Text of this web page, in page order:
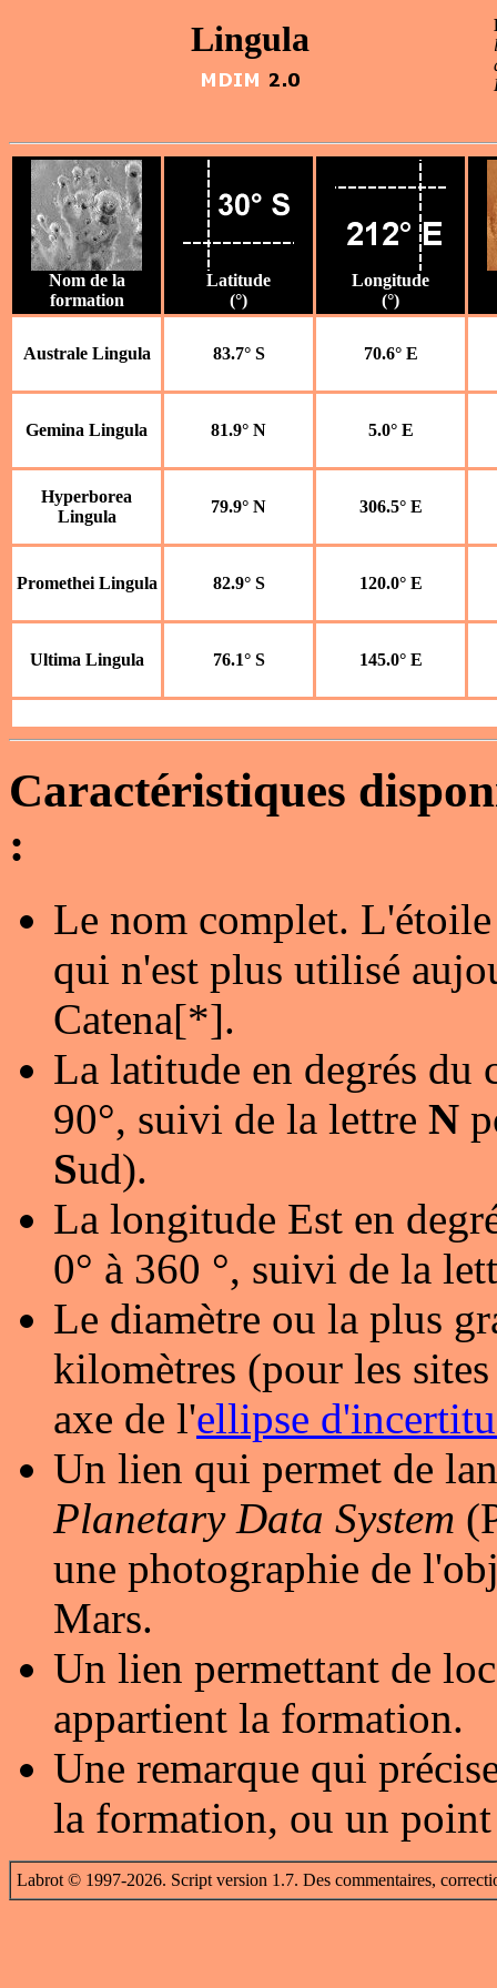
Lingula
Nom de la
formation
Latitude
(°)
Longitude
(°)
Australe Lingula 83.7° S 70.6° E
Gemina Lingula 81.9° N 5.0° E
Hyperborea
Lingula
79.9° N 306.5° E
Promethei Lingula 82.9° S 120.0° E
Ultima Lingula 76.1° S 145.0° E
Caractéristiques
:
Le nom complet.
qui n'est plus utilisé
Catena[*].
La latitude en degrés du
90°, suivi de la lettre N
Sud).
La longitude Est en
0° à 360 °, suivi de la
Le diamètre ou la plus
kilomètres (pour les
axe de l'ellipse
Un lien qui permet de
Planetary Data System
une photographie de
Mars.
Un lien permettant de
appartient la formation.
Une remarque qui
la formation, ou un
Labrot © 1997-2026. Script version 1.7. Des commentaires,